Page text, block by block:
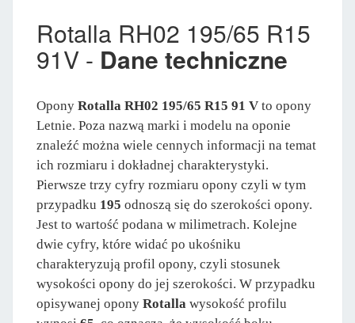
Rotalla RH02 195/65 R15
91V - Dane techniczne
Opony Rotalla RH02 195/65 R15 91 V to opony
Letnie. Poza nazwą marki i modelu na oponie
znaleźć można wiele cennych informacji na temat
ich rozmiaru i dokładnej charakterystyki.
Pierwsze trzy cyfry rozmiaru opony czyli w tym
przypadku 195 odnoszą się do szerokości opony.
Jest to wartość podana w milimetrach. Kolejne
dwie cyfry, które widać po ukośniku
charakteryzują profil opony, czyli stosunek
wysokości opony do jej szerokości. W przypadku
opisywanej opony Rotalla wysokość profilu